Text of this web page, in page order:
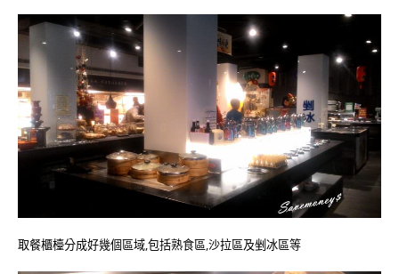
取餐櫃檯分成好幾個區域,包括熟食區,沙拉區及剉冰區等